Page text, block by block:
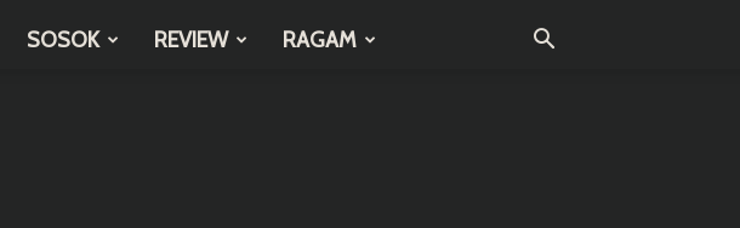
SOSOK REVIEW RAGAM